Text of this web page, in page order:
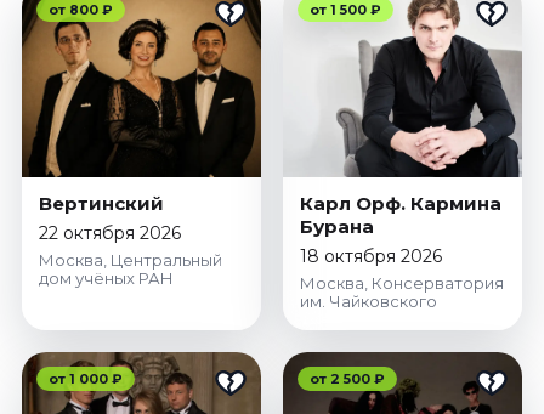
от 800 ₽
Вертинский
22 октября 2026
Москва, Центральный
дом учёных РАН
от 1 500 ₽
Карл Орф. Кармина
Бурана
18 октября 2026
Москва, Консерватория
им. Чайковского
от 1 000 ₽ от 2 500 ₽